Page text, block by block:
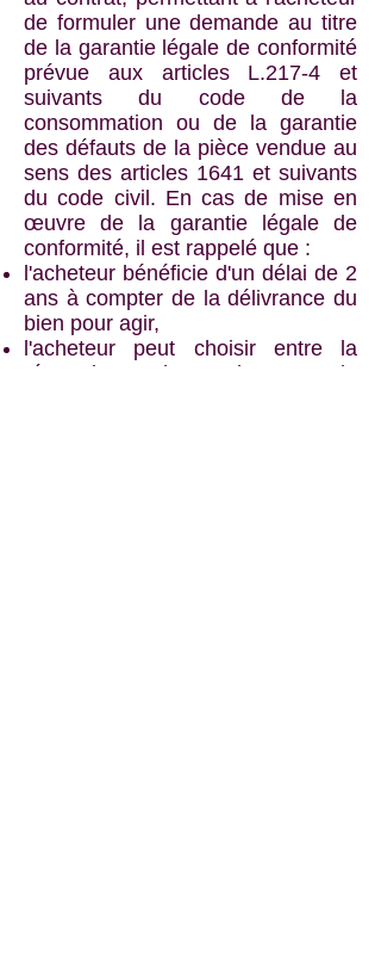
de formuler une demande au titre
de la garantie légale de conformité
prévue aux articles L.217-4 et
suivants du code de la
consommation ou de la garantie
des défauts de la pièce vendue au
sens des articles 1641 et suivants
du code civil. En cas de mise en
œuvre de la garantie légale de
conformité, il est rappelé que :
l'acheteur bénéficie d'un délai de 2
ans à compter de la délivrance du
bien pour agir,
l'acheteur peut choisir entre la
réparation ou le remplacement du